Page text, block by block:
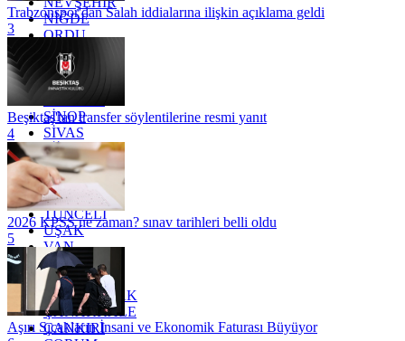
NİĞDE
ORDU
OSMANİYE
RİZE
SAKARYA
SİNOP
SİVAS
SİİRT
TEKİRDAĞ
TOKAT
TRABZON
TUNCELİ
UŞAK
VAN
YALOVA
YOZGAT
ZONGULDAK
ÇANAKKALE
ÇANKIRI
Trabzonspor'dan Salah iddialarına ilişkin açıklama geldi
3
Beşiktaş'tan transfer söylentilerine resmi yanıt
4
2026 KPSS ne zaman? sınav tarihleri belli oldu
5
Aşırı Sıcakların İnsani ve Ekonomik Faturası Büyüyor